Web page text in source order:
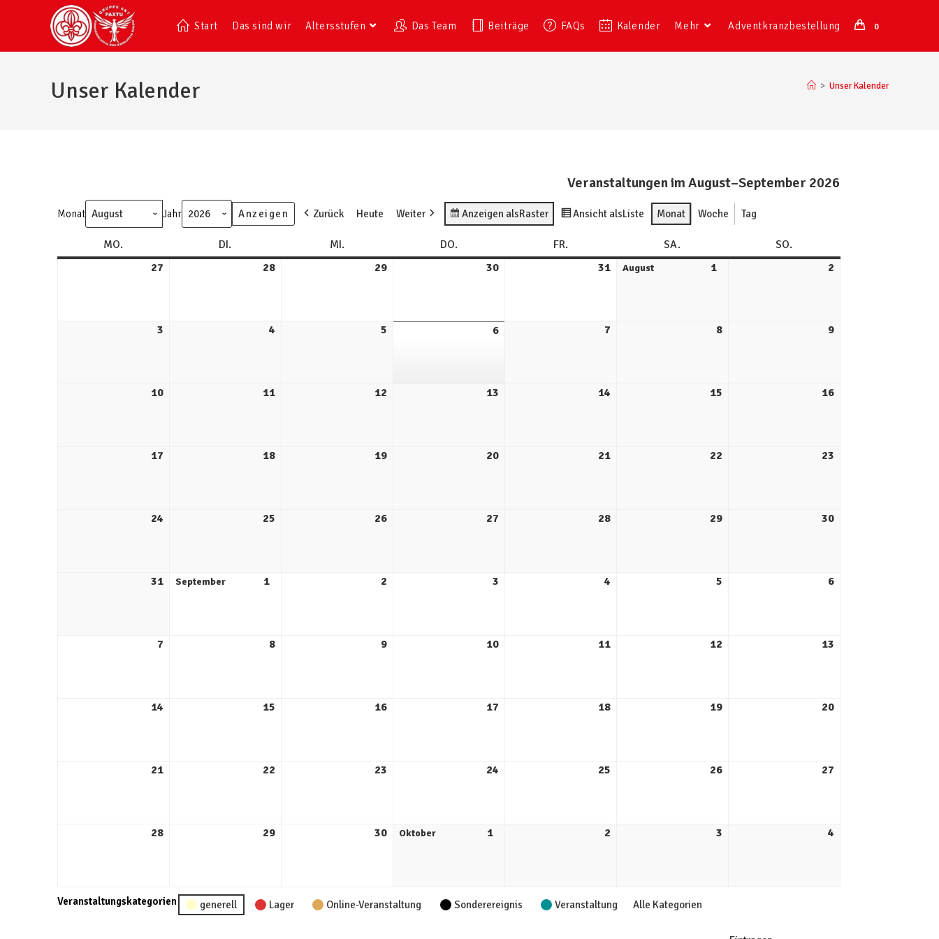
Start Das sind wir Altersstufen Das Team Beiträge FAQs Kalender Mehr Adventkranzbestellung 0
Unser Kalender > Unser Kalender
Veranstaltungen im August–September 2026
Monat Jahr Zurück Heute Weiter Anzeigen alsRaster Ansicht alsListe Monat Woche Tag
MO. DI. MI. DO. FR. SA.
SO.
27
28 29 30 31 August 1 2
3 4 5 6 7 8 9
10 11 12 13 14 15 16
17 18 19 20 21 22 23
24 25 26 27 28 29 30
31 September 1 2 3 4 5 6
7 8 9 10 11 12 13
14 15 16 17 18 19 20
21 22 23 24 25 26 27
28 29 30 Oktober 1 2 3 4
Veranstaltungskategorien generell Lager Online-Veranstaltung Sonderereignis Veranstaltung Alle Kategorien